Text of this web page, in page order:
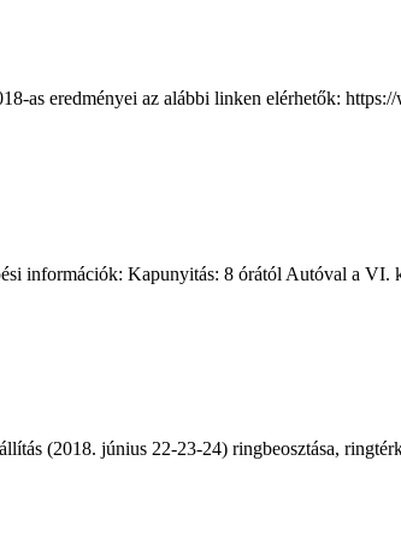
as eredményei az alábbi linken elérhetők:
információk: Kapunyitás: 8 órától Autóval a VI.
(2018. június 22-23-24) ringbeosztása,